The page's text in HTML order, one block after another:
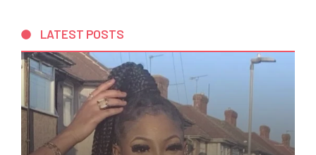
LATEST POSTS